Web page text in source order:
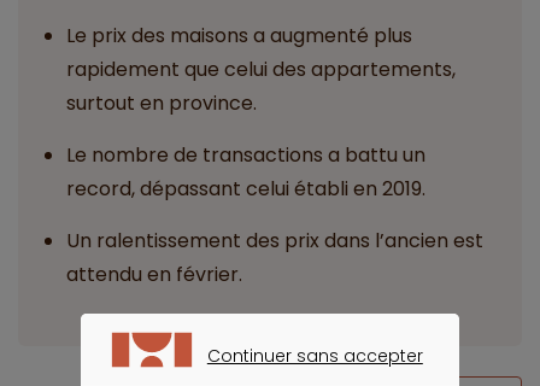
Le prix des maisons a augmenté plus
rapidement que celui des appartements,
surtout en province.
Le nombre de transactions a battu un
record, dépassant celui établi en 2019.
Un ralentissement des prix dans l’ancien est
attendu en février.
Continuer sans accepter